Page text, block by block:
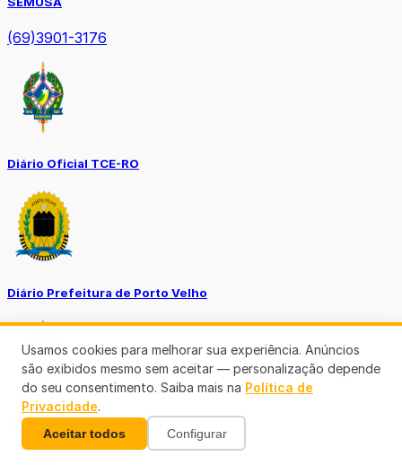
(69)3901-3176
Diário Oficial TCE-RO
Diário Prefeitura de Porto Velho
Diário Oficial de RO
Usamos cookies para melhorar sua experiência. Anúncios
são exibidos mesmo sem aceitar — personalização depende
do seu consentimento. Saiba mais na Política de
Privacidade.
Aceitar todos Configurar